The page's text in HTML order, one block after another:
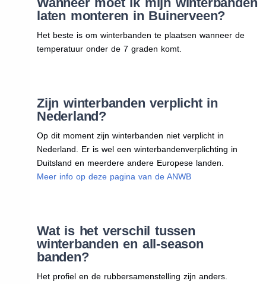
laten monteren in Buinerveen?
Het beste is om winterbanden te plaatsen wanneer de
temperatuur onder de 7 graden komt.
Zijn winterbanden verplicht in
Nederland?
Op dit moment zijn winterbanden niet verplicht in
Nederland. Er is wel een winterbandenverplichting in
Duitsland en meerdere andere Europese landen.
Meer info op deze pagina van de ANWB
Wat is het verschil tussen
winterbanden en all-season
banden?
Het profiel en de rubbersamenstelling zijn anders.